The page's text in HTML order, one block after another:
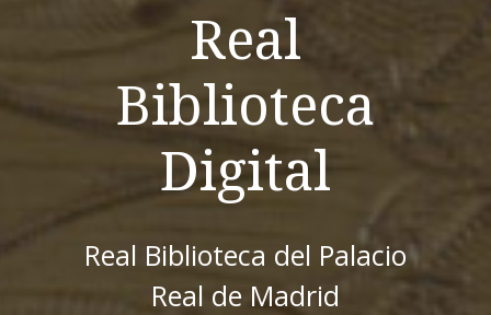
Real
Biblioteca
Digital
Real Biblioteca del Palacio
Real de Madrid